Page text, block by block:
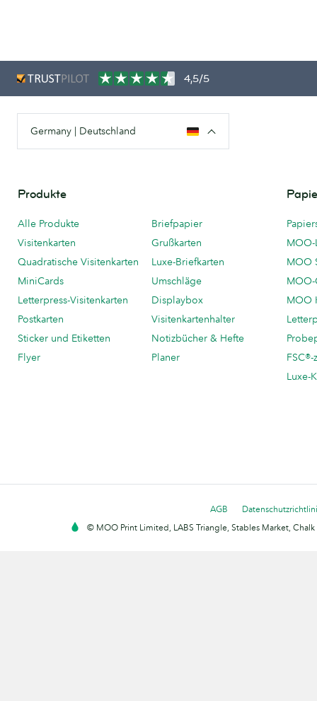
4,5/5
Germany | Deutschland
Produkte
Alle Produkte
Visitenkarten
Quadratische Visitenkarten
MiniCards
Letterpress-Visitenkarten
Postkarten
Sticker und Etiketten
Flyer
Briefpapier
Grußkarten
Luxe-Briefkarten
Umschläge
Displaybox
Visitenkartenhalter
Notizbücher & Hefte
Planer
MOO-
MOO
MOO
Luxe-
AGB
© MOO Print Limited, LABS Triangle, Stables Market,